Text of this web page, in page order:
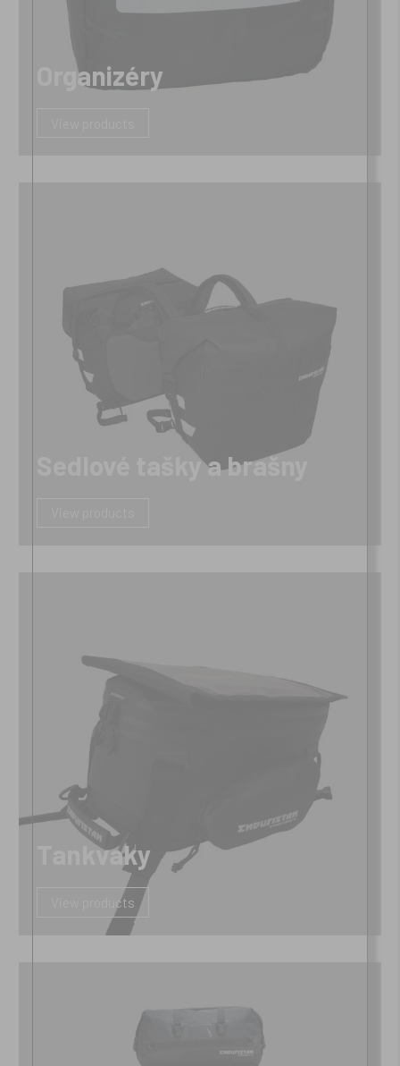
Organizéry
Sedlové tašky a brašny
Tankvaky
View products